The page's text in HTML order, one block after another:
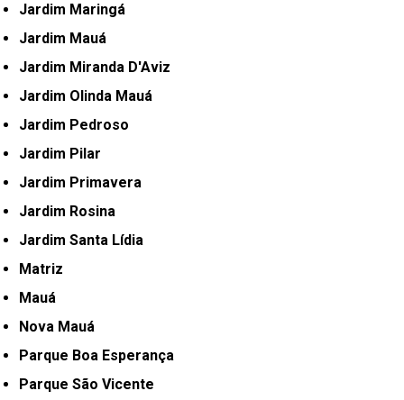
Jardim Maringá
Jardim Mauá
Jardim Miranda D'Aviz
Jardim Olinda Mauá
Jardim Pedroso
Jardim Pilar
Jardim Primavera
Jardim Rosina
Jardim Santa Lídia
Matriz
Mauá
Nova Mauá
Parque Boa Esperança
Parque São Vicente